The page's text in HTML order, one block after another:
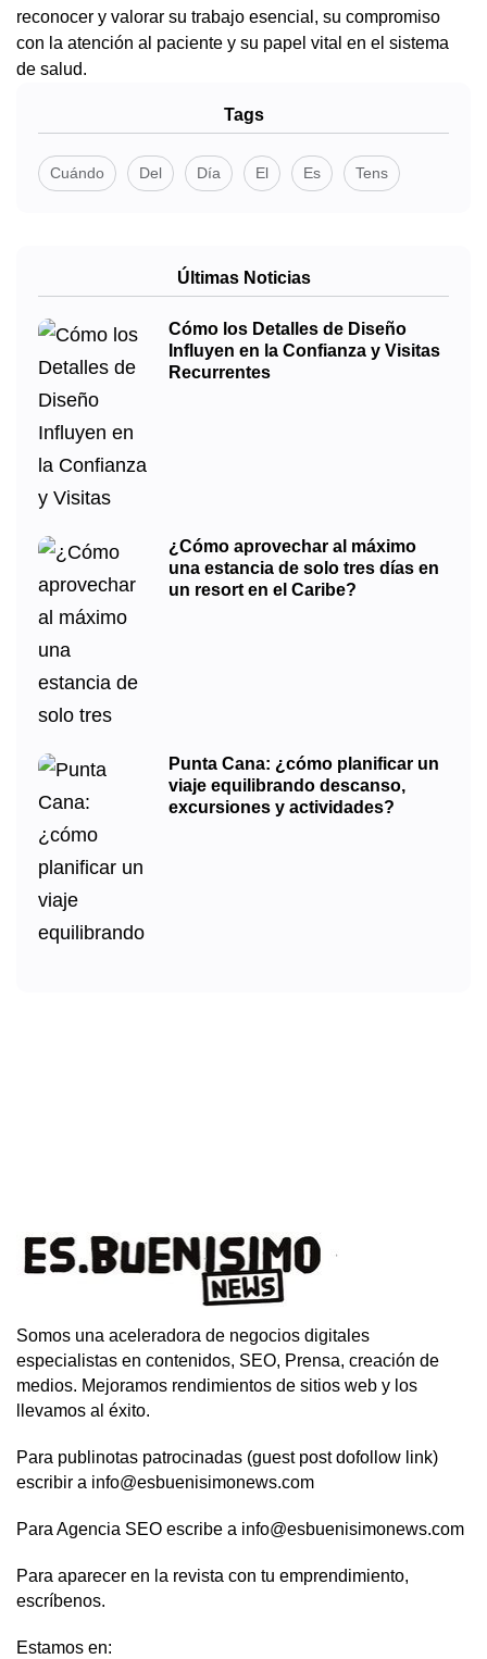
reconocer y valorar su trabajo esencial, su compromiso
con la atención al paciente y su papel vital en el sistema
de salud.
Tags
Cuándo Del Día El Es Tens
Últimas Noticias
Cómo los Detalles de Diseño
Influyen en la Confianza y Visitas
Recurrentes
¿Cómo aprovechar al máximo
una estancia de solo tres días en
un resort en el Caribe?
Punta Cana: ¿cómo planificar un
viaje equilibrando descanso,
excursiones y actividades?
Somos una aceleradora de negocios digitales
especialistas en contenidos, SEO, Prensa, creación de
medios. Mejoramos rendimientos de sitios web y los
llevamos al éxito.
Para publinotas patrocinadas (guest post dofollow link)
escribir a info@esbuenisimonews.com
Para Agencia SEO escribe a info@esbuenisimonews.com
Para aparecer en la revista con tu emprendimiento,
escríbenos.
Estamos en: